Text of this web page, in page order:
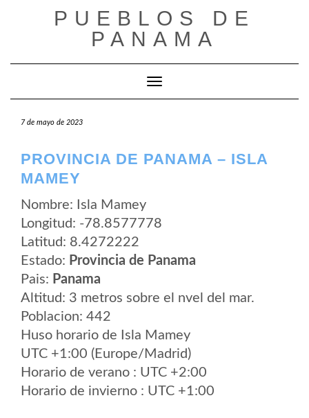
PUEBLOS DE
PANAMA
Cambiar modo de navegación
7 de mayo de 2023
PROVINCIA DE PANAMA – ISLA
MAMEY
Nombre: Isla Mamey
Longitud: -78.8577778
Latitud: 8.4272222
Estado: Provincia de Panama
Pais: Panama
Altitud: 3 metros sobre el nvel del mar.
Poblacion: 442
Huso horario de Isla Mamey
UTC +1:00 (Europe/Madrid)
Horario de verano : UTC +2:00
Horario de invierno : UTC +1:00